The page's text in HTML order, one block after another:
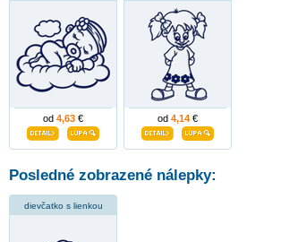
od 4,63 € od 4,14 €
Posledné zobrazené nálepky:
dievčatko s lienkou